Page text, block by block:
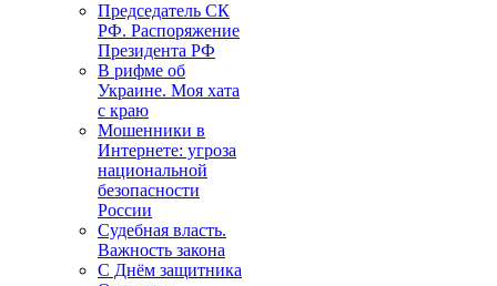
Председатель СК
РФ. Распоряжение
Президента РФ
В рифме об
Украине. Моя хата
с краю
Мошенники в
Интернете: угроза
национальной
безопасности
России
Судебная власть.
Важность закона
С Днём защитника